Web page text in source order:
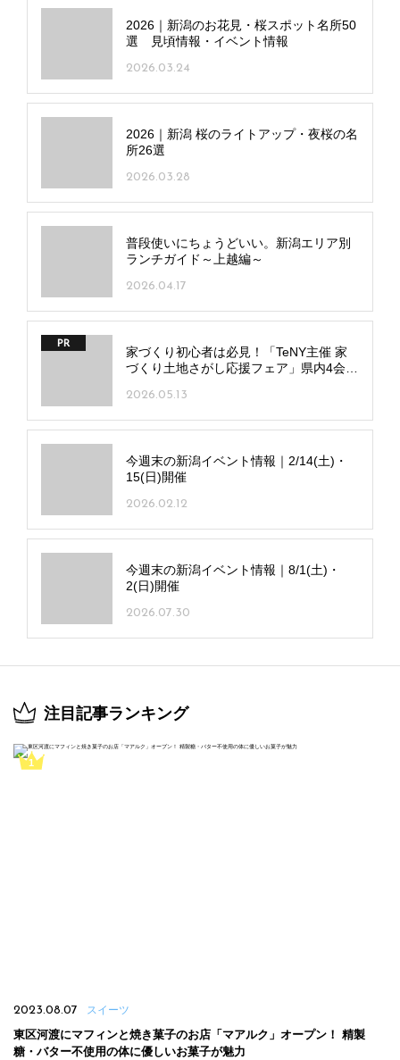
2026｜新潟のお花見・桜スポット名所50
選 見頃情報・イベント情報
2026.03.24
2026｜新潟 桜のライトアップ・夜桜の名
所26選
2026.03.28
普段使いにちょうどいい。新潟エリア別
ランチガイド～上越編～
2026.04.17
PR
家づくり初心者は必見！「TeNY主催 家
づくり土地さがし応援フェア」県内4会場
2026.05.13
今週末の新潟イベント情報｜2/14(土)・
15(日)開催
2026.02.12
今週末の新潟イベント情報｜8/1(土)・
2(日)開催
2026.07.30
注目記事ランキング
2023.08.07 スイーツ
東区河渡にマフィンと焼き菓子のお店「マアルク」オープン！ 精製
糖・バター不使用の体に優しいお菓子が魅力